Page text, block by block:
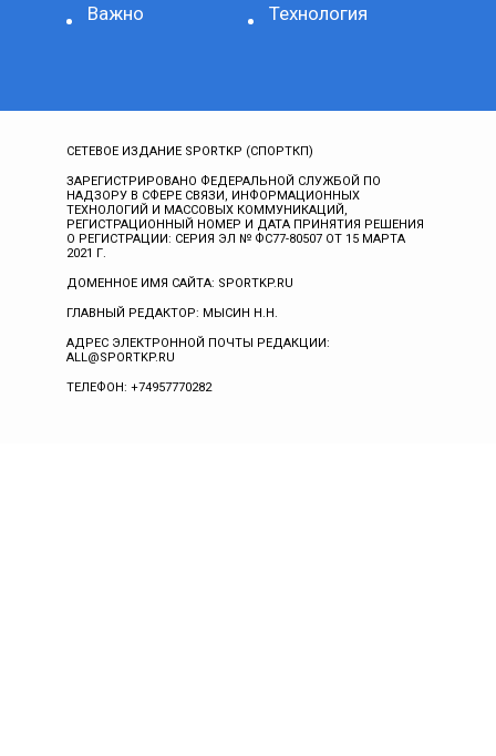
Важно Технология
СЕТЕВОЕ ИЗДАНИЕ SPORTKP (СПОРТКП)
ЗАРЕГИСТРИРОВАНО ФЕДЕРАЛЬНОЙ СЛУЖБОЙ ПО
НАДЗОРУ В СФЕРЕ СВЯЗИ, ИНФОРМАЦИОННЫХ
ТЕХНОЛОГИЙ И МАССОВЫХ КОММУНИКАЦИЙ,
РЕГИСТРАЦИОННЫЙ НОМЕР И ДАТА ПРИНЯТИЯ РЕШЕНИЯ
О РЕГИСТРАЦИИ: СЕРИЯ ЭЛ № ФС77-80507 ОТ 15 МАРТА
2021 Г.
ДОМЕННОЕ ИМЯ САЙТА: SPORTKP.RU
ГЛАВНЫЙ РЕДАКТОР: МЫСИН Н.Н.
АДРЕС ЭЛЕКТРОННОЙ ПОЧТЫ РЕДАКЦИИ:
ALL@SPORTKP.RU
ТЕЛЕФОН: +74957770282